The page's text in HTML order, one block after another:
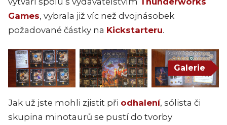
Games, vybrala již víc než dvojnásobek
požadované částky na Kickstarteru.
Galerie
Jak už jste mohli zjistit při odhalení, sólista či
skupina minotaurů se pustí do tvorby